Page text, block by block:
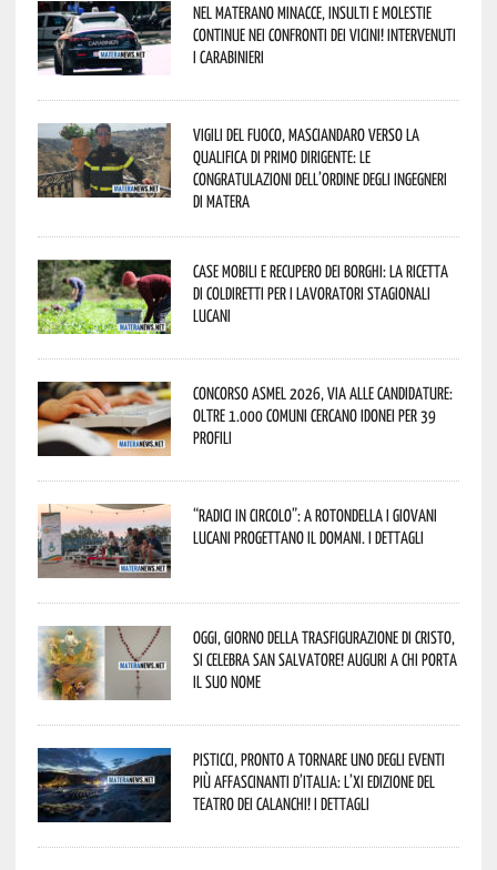
Nel materano minacce, insulti e molestie
continue nei confronti dei vicini! Intervenuti
i Carabinieri
Vigili del Fuoco, Masciandaro verso la
qualifica di Primo Dirigente: le
congratulazioni dell’Ordine degli Ingegneri
di Matera
Case mobili e recupero dei borghi: la ricetta
di Coldiretti per i lavoratori stagionali
lucani
Concorso Asmel 2026, via alle candidature:
oltre 1.000 Comuni cercano idonei per 39
profili
“Radici in Circolo”: a Rotondella i giovani
lucani progettano il domani. I dettagli
Oggi, giorno della Trasfigurazione di Cristo,
si celebra San Salvatore! Auguri a chi porta
il suo nome
Pisticci, pronto a tornare uno degli eventi
più affascinanti d’Italia: l’XI edizione del
Teatro dei Calanchi! I dettagli